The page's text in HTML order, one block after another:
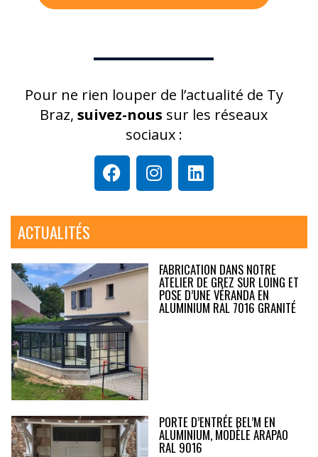
Pour ne rien louper de l’actualité de Ty
Braz, suivez-nous sur les réseaux
sociaux :
ACTUALITÉS
FABRICATION DANS NOTRE
ATELIER DE GREZ SUR LOING ET
POSE D’UNE VÉRANDA EN
ALUMINIUM RAL 7016 GRANITÉ
PORTE D’ENTRÉE BEL’M EN
ALUMINIUM, MODÈLE ARAPAO
RAL 9016